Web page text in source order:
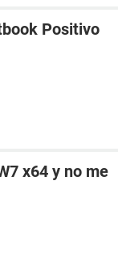
Positivo
x64 y no me